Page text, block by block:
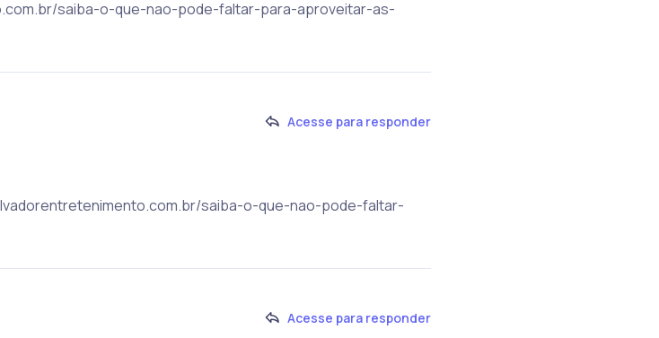
saiba-o-que-nao-pode-faltar-para-aproveitar-as-
Acesse para responder
saiba-o-que-nao-pode-faltar-
Acesse para responder